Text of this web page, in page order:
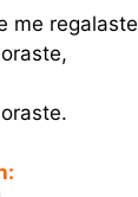
me regalaste